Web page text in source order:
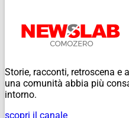
Storie, racconti, retroscena
una comunità abbia più
intorno.
scopri il canale